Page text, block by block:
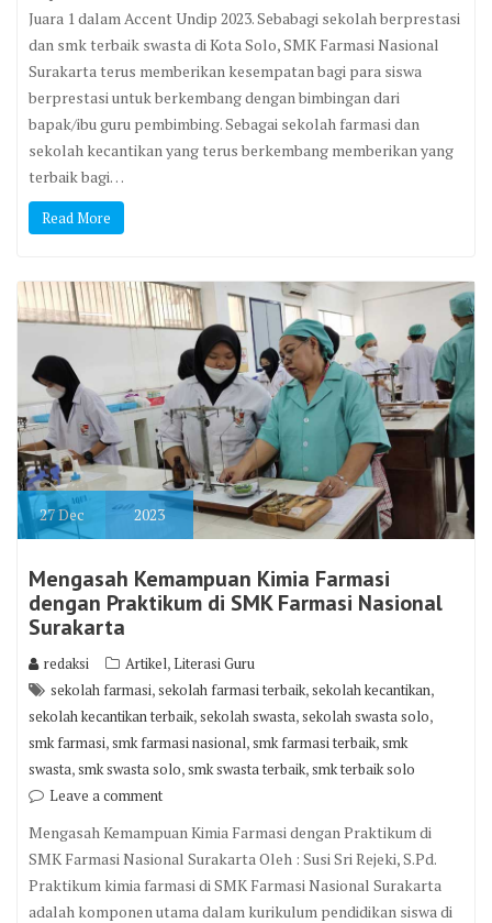
Juara 1 dalam Accent Undip 2023. Sebabagi sekolah berprestasi
dan smk terbaik swasta di Kota Solo, SMK Farmasi Nasional
Surakarta terus memberikan kesempatan bagi para siswa
berprestasi untuk berkembang dengan bimbingan dari
bapak/ibu guru pembimbing. Sebagai sekolah farmasi dan
sekolah kecantikan yang terus berkembang memberikan yang
terbaik bagi…
Read More
27Dec 2023
Mengasah Kemampuan Kimia Farmasi
dengan Praktikum di SMK Farmasi Nasional
Surakarta
redaksi Artikel,Literasi Guru
sekolah farmasi,sekolah farmasi terbaik,sekolah kecantikan,
sekolah kecantikan terbaik,sekolah swasta,sekolah swasta solo,
smk farmasi,smk farmasi nasional,smk farmasi terbaik,smk
swasta,smk swasta solo,smk swasta terbaik,smk terbaik solo
Leave a comment
Mengasah Kemampuan Kimia Farmasi dengan Praktikum di
SMK Farmasi Nasional Surakarta Oleh : Susi Sri Rejeki, S.Pd.
Praktikum kimia farmasi di SMK Farmasi Nasional Surakarta
adalah komponen utama dalam kurikulum pendidikan siswa di